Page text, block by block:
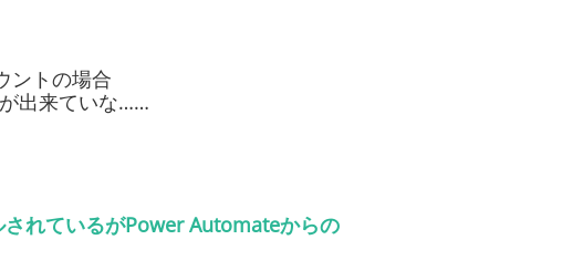
ントの場合
出来ていな……
れているがPower Automateからの